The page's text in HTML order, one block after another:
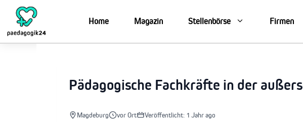
Inhalt
springen
Home Magazin Stellenbörse Firmen
Pädagogische Fachkräfte in der
Magdeburg vor Ort Veröffentlicht: 1 Jahr ago